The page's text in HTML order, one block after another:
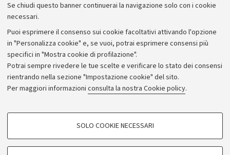
Se chiudi questo banner continuerai la navigazione solo con i cookie
necessari.
Puoi esprimere il consenso sui cookie facoltativi attivando l'opzione
in "Personalizza cookie" e, se vuoi, potrai esprimere consensi più
specifici in "Mostra cookie di profilazione".
Potrai sempre rivedere le tue scelte e verificare lo stato dei consensi
rientrando nella sezione "Impostazione cookie" del sito.
Per maggiori informazioni consulta la nostra Cookie policy.
COOKIE DI PROFILAZIONE - FACOLTATIVI
SOLO COOKIE NECESSARI
Archivio
Comunicati stampa
Redazione
Rassegna stampa